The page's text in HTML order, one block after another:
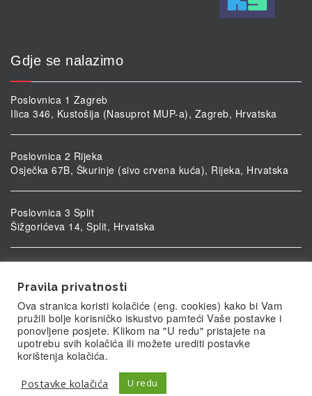
Gdje se nalazimo
Poslovnica 1 Zagreb
Ilica 346, Kustošija (Nasuprot MUP-a), Zagreb, Hrvatska
Poslovnica 2 Rijeka
Osječka 67B, Škurinje (sivo crvena kuća), Rijeka, Hrvatska
Poslovnica 3 Split
Šižgorićeva 14, Split, Hrvatska
Ulica kardinala Alojzija Stepinca 5, Vukovar, Hrvatska
© Biolab.hr 2026
Pravila privatnosti
Ova stranica koristi kolačiće (eng. cookies) kako bi Vam
pružili bolje korisničko iskustvo pamteći Vaše postavke i
ponovljene posjete. Klikom na "U redu" pristajete na
upotrebu svih kolačića ili možete urediti postavke
korištenja kolačića.
Postavke kolačića U redu